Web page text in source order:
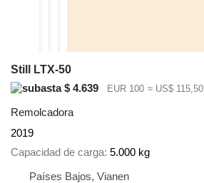
Still LTX-50
$ 4.639
EUR 100 ≈ US$ 115,50
Remolcadora
2019
Capacidad de carga 5.000 kg
Países Bajos, Vianen